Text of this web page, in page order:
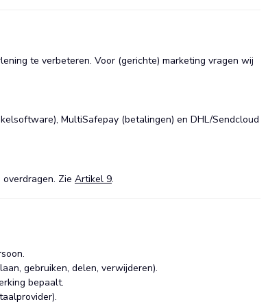
te verbeteren. Voor (gerichte) marketing vragen wij
MultiSafepay (betalingen) en DHL/Sendcloud
Zie Artikel 9.
gebruiken, delen, verwijderen).
bepaalt.